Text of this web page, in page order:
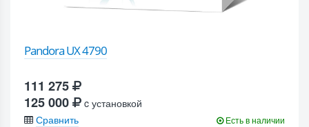
Pandora UX 4790
111 275
125 000
c установкой
Сравнить
Есть в наличии